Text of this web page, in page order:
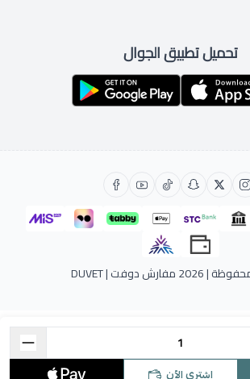
اشتري الآن
تحميل تطبيق الجوال
| 2026 مفارش دوفت | DUVET